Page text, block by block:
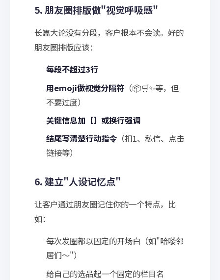
5. 朋友圈排版做"视觉呼吸感"
长篇大论没有分段，客户根本不会读。好的
朋友圈排版应该：
每段不超过3行
用emoji做视觉分隔符 （📦🛒✨等，但
不要过度）
关键信息加【】或换行强调
结尾写清楚行动指令 （扣1、私信、点击
链接等）
6. 建立"人设记忆点"
让客户通过朋友圈记住你的一个特点，比
如：
每次发圈都以固定的开场白（如"哈喽邻
居们～"）
给自己的选品起一个固定的栏目名